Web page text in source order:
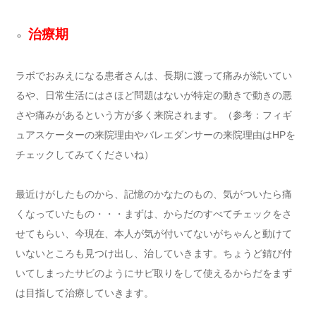
治療期
ラボでおみえになる患者さんは、長期に渡って痛みが続いてい
るや、日常生活にはさほど問題はないが特定の動きで動きの悪
さや痛みがあるという方が多く来院されます。（参考：フィギ
ュアスケーターの来院理由やバレエダンサーの来院理由はHPを
チェックしてみてくださいね）
最近けがしたものから、記憶のかなたのもの、気がついたら痛
くなっていたもの・・・まずは、からだのすべてチェックをさ
せてもらい、今現在、本人が気が付いてないがちゃんと動けて
いないところも見つけ出し、治していきます。ちょうど錆び付
いてしまったサビのようにサビ取りをして使えるからだをまず
は目指して治療していきます。